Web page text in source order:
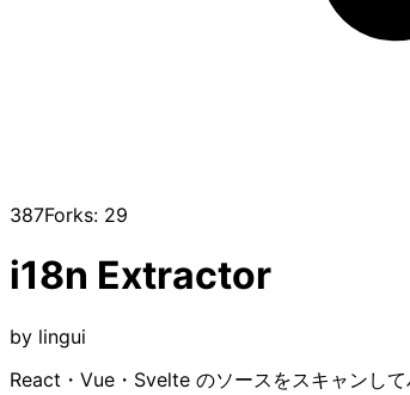
387Forks: 29
i18n Extractor
by lingui
React・Vue・Svelte のソースをスキャンし